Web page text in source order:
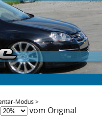
Modus >
vom Original